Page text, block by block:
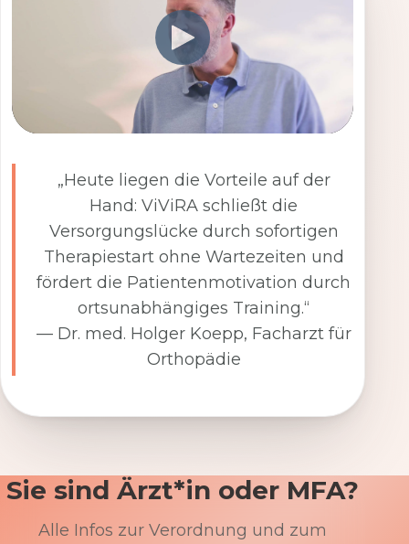
„Heute liegen die Vorteile auf der
Hand: ViViRA schließt die
Versorgungslücke durch sofortigen
Therapiestart ohne Wartezeiten und
fördert die Patientenmotivation durch
ortsunabhängiges Training.“
— Dr. med. Holger Koepp, Facharzt für
Orthopädie
Sie sind Ärzt*in oder MFA?
Alle Infos zur Verordnung und zum